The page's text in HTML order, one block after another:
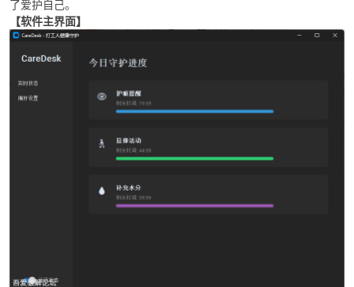
了爱护自己。
【软件主界面】